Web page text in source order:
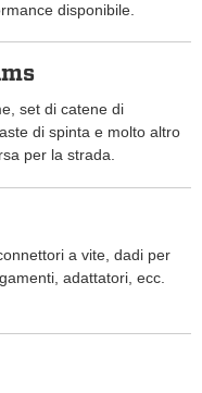
disponibile.
set di catene di
di spinta e molto altro
per la strada.
a vite, dadi per
adattatori, ecc.